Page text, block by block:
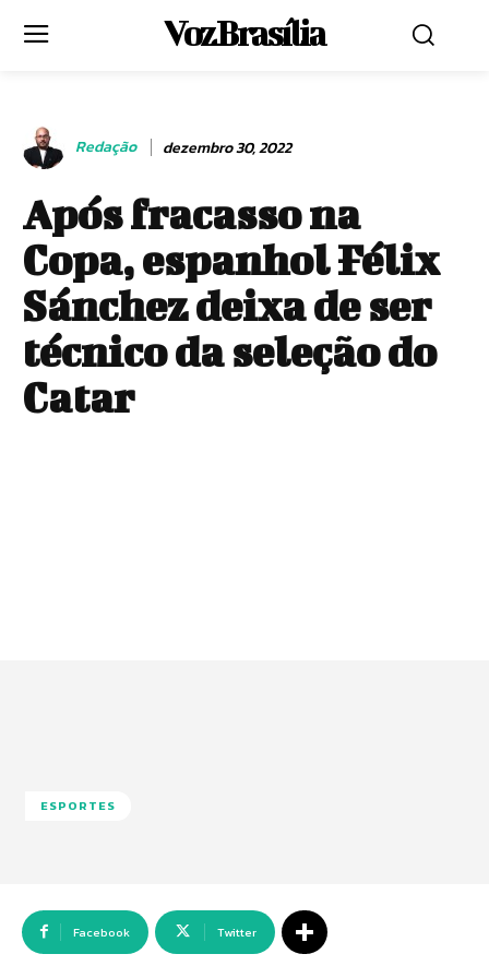
Voz Brasília
Redação dezembro 30, 2022
Após fracasso na
Copa, espanhol Félix
Sánchez deixa de ser
técnico da seleção do
Catar
ESPORTES
Facebook Twitter